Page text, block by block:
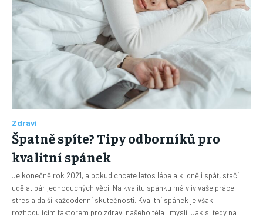
Zdraví
Špatně spíte? Tipy odborníků pro
kvalitní spánek
Je konečně rok 2021, a pokud chcete letos lépe a klidněji spát, stačí
udělat pár jednoduchých věcí. Na kvalitu spánku má vliv vaše práce,
stres a další každodenní skutečnosti. Kvalitní spánek je však
rozhodujícím faktorem pro zdraví našeho těla i mysli. Jak si tedy na